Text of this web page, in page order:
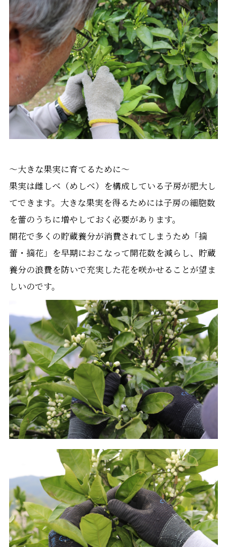
～大きな果実に育てるために～
果実は雌しべ（めしべ）を構成している子房が肥大し
てできます。大きな果実を得るためには子房の細胞数
を蕾のうちに増やしておく必要があります。
開花で多くの貯蔵養分が消費されてしまうため「摘
蕾・摘花」を早期におこなって開花数を減らし、貯蔵
養分の浪費を防いで充実した花を咲かせることが望ま
しいのです。